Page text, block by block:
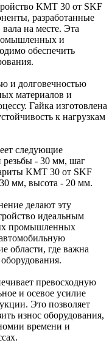
KMT 30 от SKF
разработанные
на месте. Эта
и
обеспечить
и долговечностью
материалов и
Гайка изготовлена
к нагрузкам
следующие
резьбы - 30 мм, шаг
KMT 30 от SKF
мм, высота - 20 мм.
делают эту
идеальным
промышленных
области, где важна
превосходную
и осевое усилие
Это позволяет
износ оборудования,
времени и